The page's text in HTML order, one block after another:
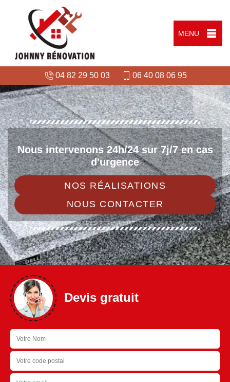
MENU
04 82 29 50 03 06 40 08 06 95
Nous intervenons 24h/24 sur 7j/7 en cas
d'urgence
NOS RÉALISATIONS
NOUS CONTACTER
Devis gratuit